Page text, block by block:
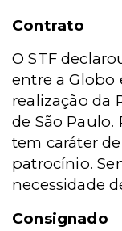
Contrato
O STF
entre a Globo
realização da
de São Paulo.
tem caráter
patrocínio.
necessidade
Consignado